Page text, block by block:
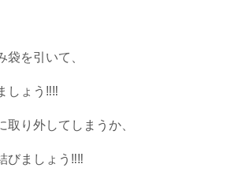
袋を引いて、
しょう‼‼
取り外してしまうか、
びましょう‼‼